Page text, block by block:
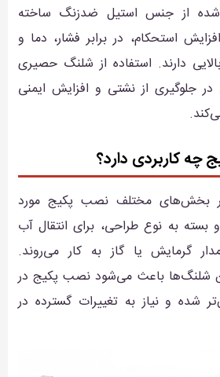
از جنس استیل ضدزنگ ساخته
استحکام، در برابر فشار، دما و
دارند. استفاده از شلنگ حصیری
در جلوگیری از نشتی و افزایش ایمنی
کاربردی دارد؟
بخش‌های مختلف نصب پکیج مورد
و بسته به نوع طراحی، برای انتقال آب
گرمایش یا گاز به کار می‌روند.
شلنگ‌ها باعث می‌شود نصب پکیج در
شده و نیاز به تغییرات گسترده در